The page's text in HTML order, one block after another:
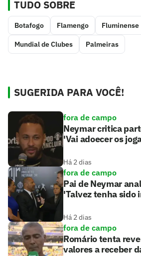
TUDO SOBRE
Botafogo Flamengo Fluminense
Mundial de Clubes Palmeiras
SUGERIDA PARA VOCÊ!
fora de campo
Neymar critica
'Vai adoecer os
Há 2 dias
fora de campo
Pai de Neymar
'Talvez tenha sido
Há 2 dias
fora de campo
Romário tenta
valores a receber